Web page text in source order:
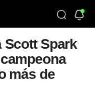
Scott Spark
más de